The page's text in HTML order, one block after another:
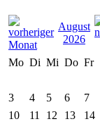
August
2026
Mo Di Mi Do Fr
3
4 5 6 7
10
11 12 13 14